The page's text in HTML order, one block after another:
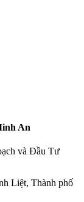
An
và Đầu Tư
Liệt, Thành phố